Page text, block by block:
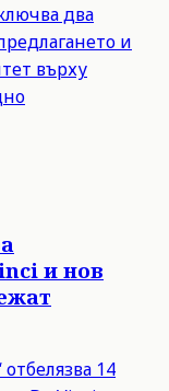
два
и
върху
и нов
14